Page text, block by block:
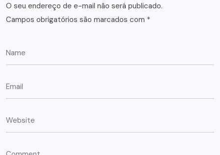
O seu endereço de e-mail não será publicado.
Campos obrigatórios são marcados com *